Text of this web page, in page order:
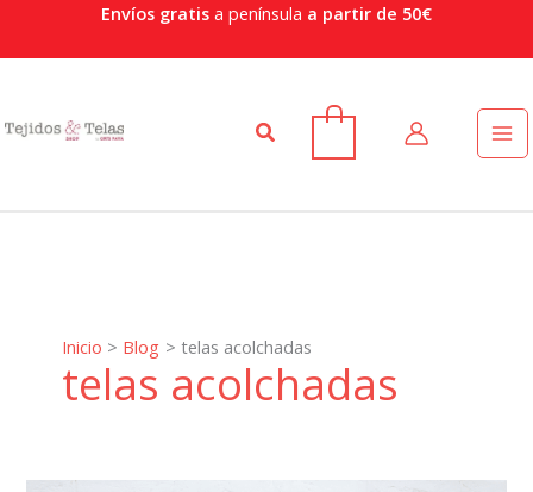
Envíos gratis a península a partir de 50€
Buscar
Inicio Blog telas acolchadas
telas acolchadas